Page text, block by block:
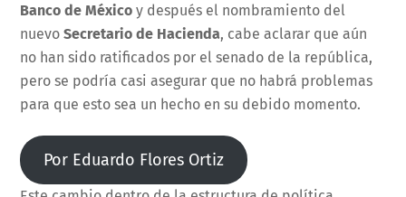
Banco de México y después el nombramiento del
nuevoSecretario de Hacienda, cabe aclarar que aún
no han sido ratificados por el senado de la república,
pero se podría casi asegurar que no habrá problemas
para que esto sea un hecho en su debido momento.
Por Eduardo Flores Ortiz